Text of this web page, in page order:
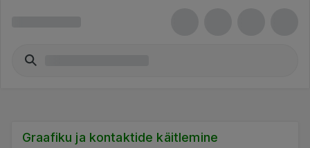
Graafiku ja kontaktide käitlemine